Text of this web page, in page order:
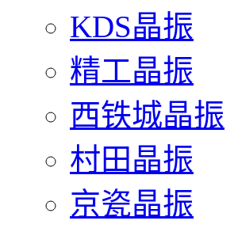
KDS晶振
精工晶振
西铁城晶振
村田晶振
京瓷晶振